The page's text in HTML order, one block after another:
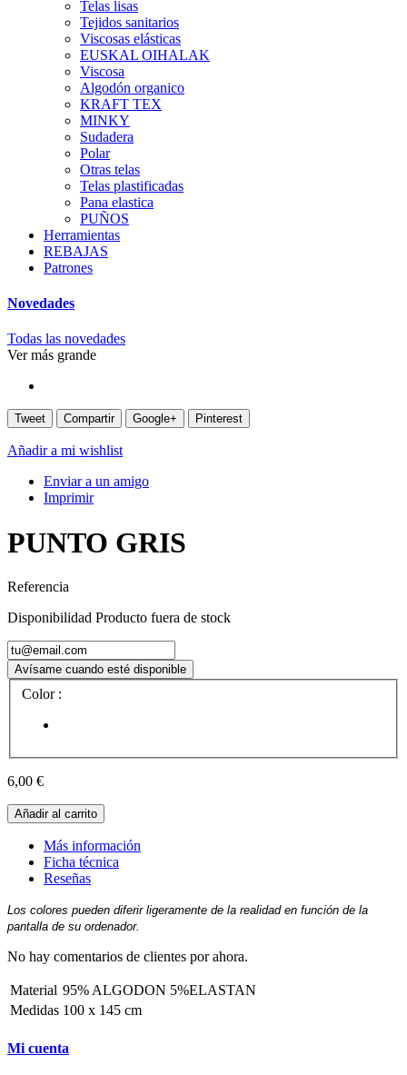
Telas lisas
Tejidos sanitarios
Viscosas elásticas
EUSKAL OIHALAK
Viscosa
Algodón organico
KRAFT TEX
MINKY
Sudadera
Polar
Otras telas
Telas plastificadas
Pana elastica
PUÑOS
Herramientas
REBAJAS
Patrones
Novedades
Todas las novedades
Ver más grande
Tweet Compartir Google+ Pinterest
Añadir a mi wishlist
Enviar a un amigo
Imprimir
PUNTO GRIS
Referencia
Disponibilidad Producto fuera de stock
Avísame cuando esté disponible
Color :
6,00 €
Añadir al carrito
Más información
Ficha técnica
Reseñas
Los colores pueden diferir ligeramente de la realidad en función de la
pantalla de su ordenador.
No hay comentarios de clientes por ahora.
Material 95% ALGODON 5%ELASTAN
Medidas 100 x 145 cm
Mi cuenta